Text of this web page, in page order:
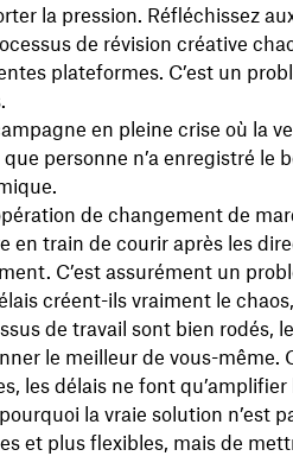
la pression. Réfléchissez
de révision créative
plateformes. C’est un
en pleine crise où la
personne n’a enregistré le
de changement de
en train de courir après les
C’est assurément un
créent-ils vraiment le
de travail sont bien rodés,
le meilleur de vous-même.
les délais ne font
pourquoi la vraie solution n’est
et plus flexibles, mais de